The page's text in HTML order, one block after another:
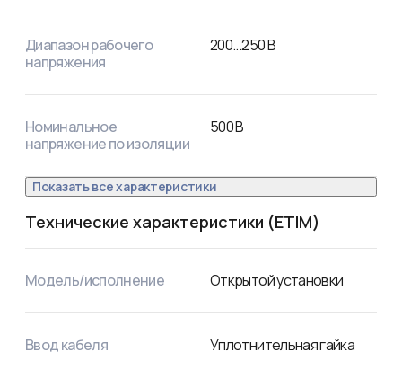
Диапазон рабочего
напряжения
200...250В
Номинальное
напряжение по изоляции
500В
Показать все характеристики
Технические характеристики (ETIM)
Модель/исполнение Открытой установки
Ввод кабеля Уплотнительная гайка